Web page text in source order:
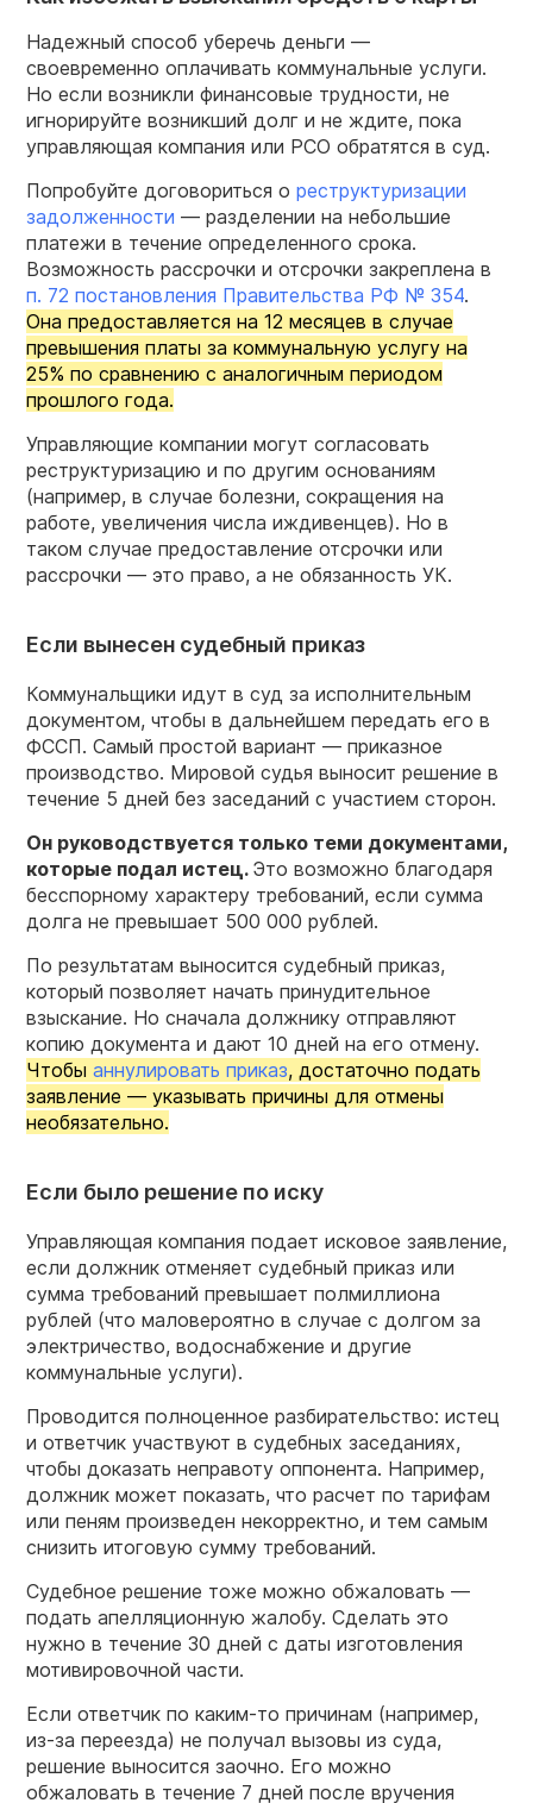
Надежный способ уберечь деньги —
своевременно оплачивать коммунальные услуги.
Но если возникли финансовые трудности, не
игнорируйте возникший долг и не ждите, пока
управляющая компания или РСО обратятся в суд.
Попробуйте договориться о реструктуризации
задолженности — разделении на небольшие
платежи в течение определенного срока.
Возможность рассрочки и отсрочки закреплена в
п. 72 постановления Правительства РФ № 354.
Она предоставляется на 12 месяцев в случае
превышения платы за коммунальную услугу на
25% по сравнению с аналогичным периодом
прошлого года.
Управляющие компании могут согласовать
реструктуризацию и по другим основаниям
(например, в случае болезни, сокращения на
работе, увеличения числа иждивенцев). Но в
таком случае предоставление отсрочки или
рассрочки — это право, а не обязанность УК.
Если вынесен судебный приказ
Коммунальщики идут в суд за исполнительным
документом, чтобы в дальнейшем передать его в
ФССП. Самый простой вариант — приказное
производство. Мировой судья выносит решение в
течение 5 дней без заседаний с участием сторон.
Он руководствуется только теми документами,
которые подал истец. Это возможно благодаря
бесспорному характеру требований, если сумма
долга не превышает 500 000 рублей.
По результатам выносится судебный приказ,
который позволяет начать принудительное
взыскание. Но сначала должнику отправляют
копию документа и дают 10 дней на его отмену.
Чтобы аннулировать приказ, достаточно подать
заявление — указывать причины для отмены
необязательно.
Если было решение по иску
Управляющая компания подает исковое заявление,
если должник отменяет судебный приказ или
сумма требований превышает полмиллиона
рублей (что маловероятно в случае с долгом за
электричество, водоснабжение и другие
коммунальные услуги).
Проводится полноценное разбирательство: истец
и ответчик участвуют в судебных заседаниях,
чтобы доказать неправоту оппонента. Например,
должник может показать, что расчет по тарифам
или пеням произведен некорректно, и тем самым
снизить итоговую сумму требований.
Судебное решение тоже можно обжаловать —
подать апелляционную жалобу. Сделать это
нужно в течение 30 дней с даты изготовления
мотивировочной части.
Если ответчик по каким-то причинам (например,
из-за переезда) не получал вызовы из суда,
решение выносится заочно. Его можно
обжаловать в течение 7 дней после вручения